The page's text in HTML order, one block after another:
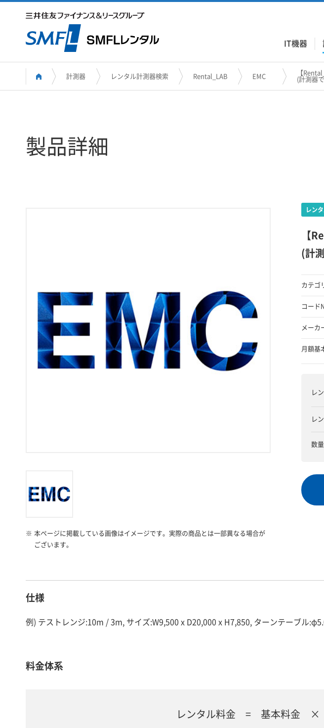
IT機器
計測器 レンタル計測器検索 Rental_LAB EMC
【
(計測器
製品詳細
※ 本ページに掲載している画像はイメージです。実際の商品とは一部異なる場合が
ございます。
【
(計
カテゴ
コード
メーカ
月額基
レ
レ
数量
仕様
例) テストレンジ:10m / 3m, サイズ:W9,500 x D20,000 x H7,850, ターンテーブル
料金体系
レンタル料金 = 基本料金 ×